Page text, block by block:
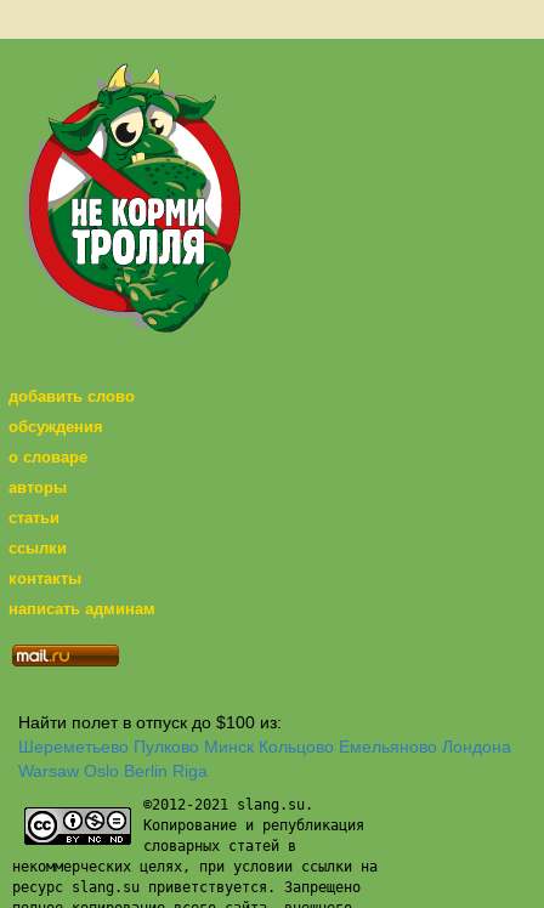
добавить слово
обсуждения
о словаре
авторы
статьи
ссылки
контакты
написать админам
Найти полет в отпуск до $100 из:
Шереметьево Пулково Минск Кольцово Емельяново Лондона
Warsaw Oslo Berlin Riga
©2012-2021 slang.su.
Копирование и републикация
словарных статей в
некоммерческих целях, при условии ссылки на
ресурс slang.su приветствуется. Запрещено